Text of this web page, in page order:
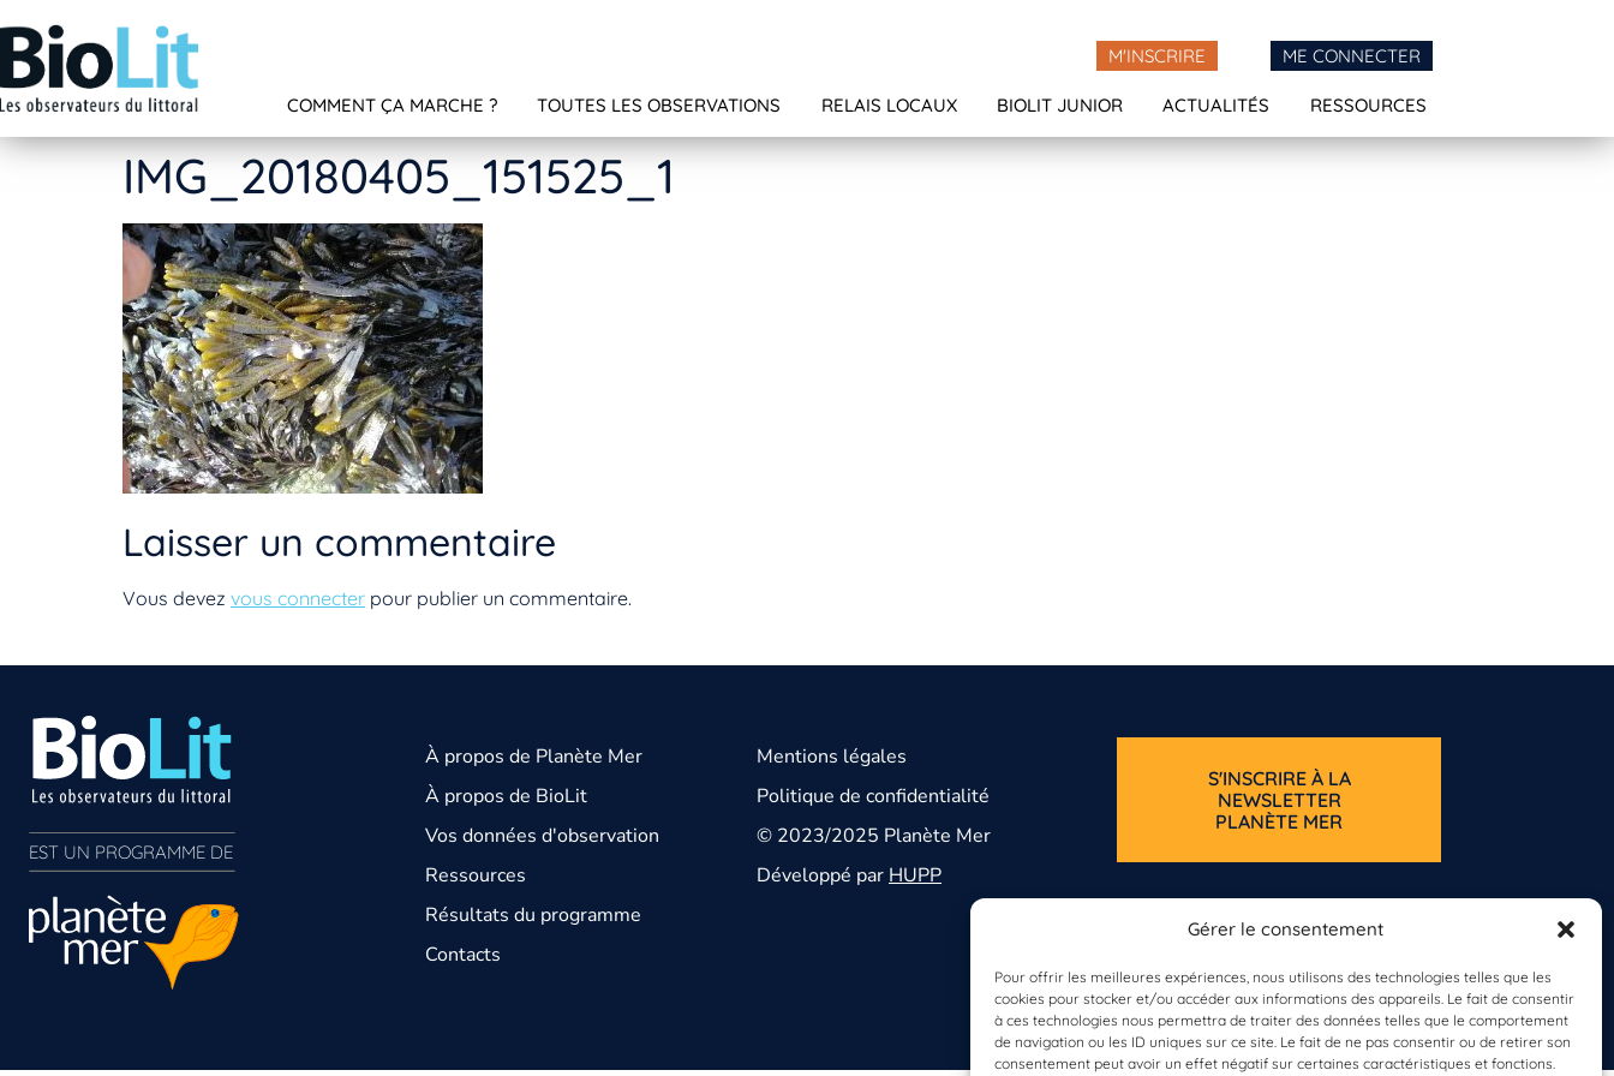
Gérer le consentement
Pour offrir les meilleures expériences, nous utilisons des technologies telles que les
cookies pour stocker et/ou accéder aux informations des appareils. Le fait de consentir
à ces technologies nous permettra de traiter des données telles que le comportement
de navigation ou les ID uniques sur ce site. Le fait de ne pas consentir ou de retirer son
consentement peut avoir un effet négatif sur certaines caractéristiques et fonctions.
M'INSCRIRE ME CONNECTER
COMMENT ÇA MARCHE ? TOUTES LES OBSERVATIONS RELAIS LOCAUX BIOLIT JUNIOR ACTUALITÉS RESSOURCES
IMG_20180405_151525_1
Laisser un commentaire
Vous devez vous connecter pour publier un commentaire.
EST UN PROGRAMME DE
À propos de Planète Mer
À propos de BioLit
Vos données d'observation
Ressources
Résultats du programme
Contacts
Mentions légales
Politique de confidentialité
© 2023/2025 Planète Mer
Développé par HUPP
S'INSCRIRE À LA
NEWSLETTER
PLANÈTE MER